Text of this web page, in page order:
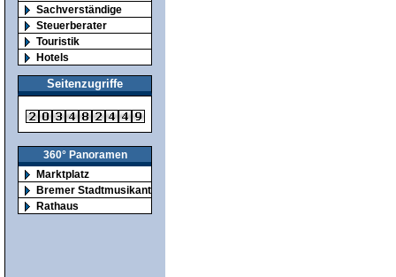
Sachverständige
Steuerberater
Touristik
Hotels
Seitenzugriffe
360° Panoramen
Marktplatz
Bremer Stadtmusikanten
Rathaus